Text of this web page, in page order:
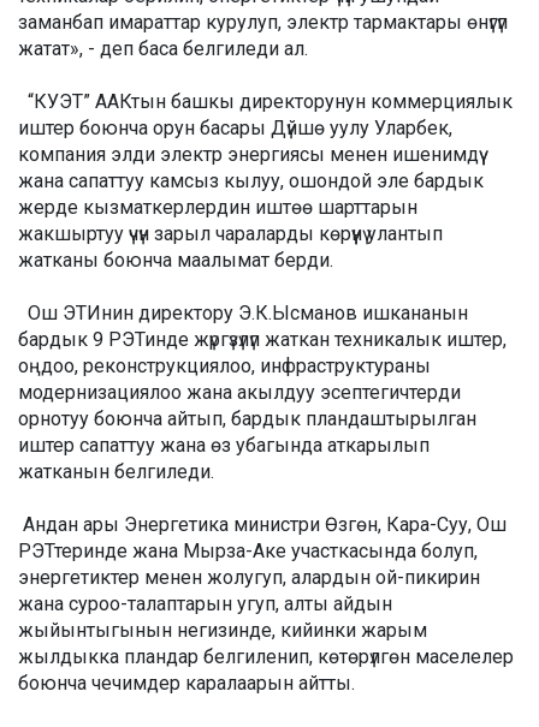
заманбап имараттар курулуп, электр тармактары өнүгүп
жатат», - деп баса белгиледи ал.
“КУЭТ” ААКтын башкы директорунун коммерциялык
иштер боюнча орун басары Дүйшө уулу Уларбек,
компания элди электр энергиясы менен ишенимдүү
жана сапаттуу камсыз кылуу, ошондой эле бардык
жерде кызматкерлердин иштөө шарттарын
жакшыртуу үчүн зарыл чараларды көрүүнү улантып
жатканы боюнча маалымат берди.
Ош ЭТИнин директору Э.К.Ысманов ишкананын
бардык 9 РЭТинде жүргүзүлүп жаткан техникалык иштер,
оңдоо, реконструкциялоо, инфраструктураны
модернизациялоо жана акылдуу эсептегичтерди
орнотуу боюнча айтып, бардык пландаштырылган
иштер сапаттуу жана өз убагында аткарылып
жатканын белгиледи.
Андан ары Энергетика министри Өзгөн, Кара-Суу, Ош
РЭТтеринде жана Мырза-Аке участкасында болуп,
энергетиктер менен жолугуп, алардын ой-пикирин
жана суроо-талаптарын угуп, алты айдын
жыйынтыгынын негизинде, кийинки жарым
жылдыкка пландар белгиленип, көтөрүлгөн маселелер
боюнча чечимдер каралаарын айтты.